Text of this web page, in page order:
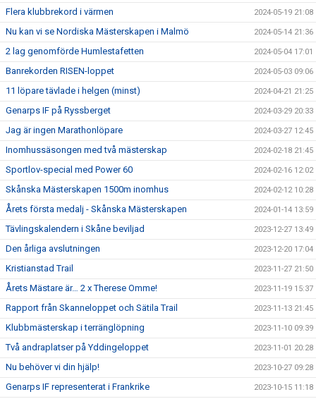
Flera klubbrekord i värmen 2024-05-19 21:08
Nu kan vi se Nordiska Mästerskapen i Malmö 2024-05-14 21:36
2 lag genomförde Humlestafetten 2024-05-04 17:01
Banrekorden RISEN-loppet 2024-05-03 09:06
11 löpare tävlade i helgen (minst) 2024-04-21 21:25
Genarps IF på Ryssberget 2024-03-29 20:33
Jag är ingen Marathonlöpare 2024-03-27 12:45
Inomhussäsongen med två mästerskap 2024-02-18 21:45
Sportlov-special med Power 60 2024-02-16 12:02
Skånska Mästerskapen 1500m inomhus 2024-02-12 10:28
Årets första medalj - Skånska Mästerskapen 2024-01-14 13:59
Tävlingskalendern i Skåne beviljad 2023-12-27 13:49
Den årliga avslutningen 2023-12-20 17:04
Kristianstad Trail 2023-11-27 21:50
Årets Mästare är… 2 x Therese Omme! 2023-11-19 15:37
Rapport från Skanneloppet och Sätila Trail 2023-11-13 21:45
Klubbmästerskap i terränglöpning 2023-11-10 09:39
Två andraplatser på Yddingeloppet 2023-11-01 20:28
Nu behöver vi din hjälp! 2023-10-27 09:28
Genarps IF representerat i Frankrike 2023-10-15 11:18